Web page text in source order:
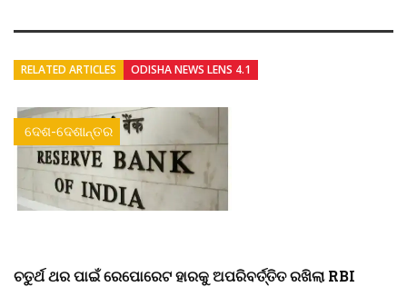
RELATED ARTICLES ODISHA NEWS LENS 4.1
ଦେଶ-ଦେଶାନ୍ତର
ଚତୁର୍ଥ ଥର ପାଇଁ ରେପୋରେଟ ହାରକୁ ଅପରିବର୍ତ୍ତିତ ରଖିଲା RBI